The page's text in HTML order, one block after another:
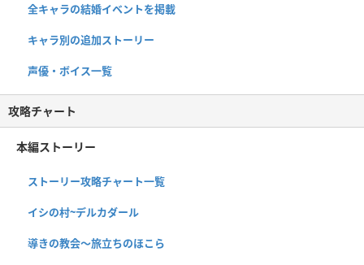
全キャラの結婚イベントを掲載
キャラ別の追加ストーリー
声優・ボイス一覧
攻略チャート
本編ストーリー
ストーリー攻略チャート一覧
イシの村~デルカダール
導きの教会〜旅立ちのほこら